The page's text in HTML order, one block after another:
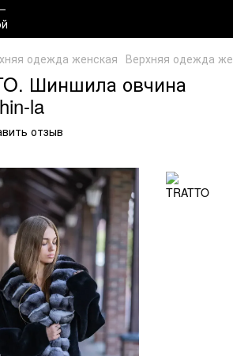
одежда женская Верхняя одежда
Шиншила овчина
la
отзыв